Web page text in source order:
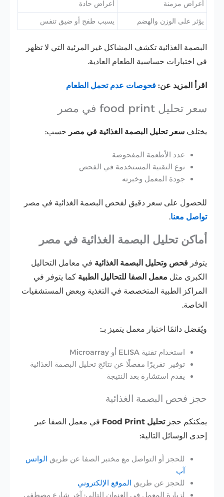
أعراض مزمنة أعراض حادة
يؤثر على الوزن والهضم يسبب طفح أو ضيق تنفس
البصمة الغذائية تكشف المشاكل غير المرئية التي لا تظهر
في اختبارات حساسية الطعام العادية.
اقرأ المزيد عن:فحوصات عدم تحمل الطعام
سعر تحليل food print في مصر
يختلفسعر تحليل البصمة الغذائية في مصر حسب:
عدد الأطعمة المفحوصة
نوع التقنية المستخدمة في الفحص
جودة المعمل وخبرته
للحصول على سعر دقيق لفحص البصمة الغذائية في مصر
تواصل معنا.
أماكن تحليل البصمة الغذائية في مصر
يتوفرفحص وتحليل البصمة الغذائية في معامل التحاليل
الكبرى مثل معمل الصفا للتحاليل الطبية كما يتوفر في
المراكز الطبية المتخصصة في التغذية وبعض المستشفيات
الخاصة.
ويُفضل دائمًا اختيار معمل يتميز بـ:
استخدام تقنية ELISA أو Microarray
توفير تقريرًا مفصلًا عن نتائج تحليل البصمة الغذائية
يقدم استشارة بعد النتيجة
حجز فحص البصمة الغذائية
يمكنكم حجزتحليل Food Print
في معمل الصفا عبر
إحدى الوسائل التالية:
للحجز أو التواصل مع مختبر الصفا عن طريق الواتس
آب
للحجز عن طريق الموقع الإلكتروني
لزيارة المعمل في العنوان التالي: آخر شارع مصطفي